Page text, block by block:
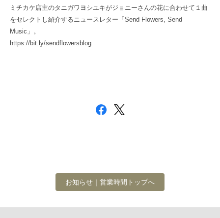
ミチカケ店主のタニガワヨシユキがジョニーさんの花に合わせて１曲
をセレクトし紹介するニュースレター「Send Flowers, Send
Music」。
https://bit.ly/sendflowersblog
お知らせ｜営業時間トップへ